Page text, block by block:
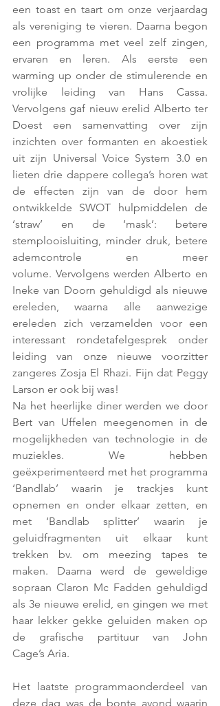
een toast en taart om onze verjaardag
als vereniging te vieren. Daarna begon
een programma met veel zelf zingen,
ervaren en leren. Als eerste een
warming up onder de stimulerende en
vrolijke leiding van Hans Cassa.
Vervolgens gaf nieuw erelid Alberto ter
Doest een samenvatting over zijn
inzichten over formanten en akoestiek
uit zijn Universal Voice System 3.0 en
lieten drie dappere collega’s horen wat
de effecten zijn van de door hem
ontwikkelde SWOT hulpmiddelen de
‘straw’ en de ‘mask’: betere
stemplooisluiting, minder druk, betere
ademcontrole en meer
volume. Vervolgens werden Alberto en
Ineke van Doorn gehuldigd als nieuwe
ereleden, waarna alle aanwezige
ereleden zich verzamelden voor een
interessant rondetafelgesprek onder
leiding van onze nieuwe voorzitter
zangeres Zosja El Rhazi. Fijn dat Peggy
Larson er ook bij was!
Na het heerlijke diner werden we door
Bert van Uffelen meegenomen in de
mogelijkheden van technologie in de
muziekles. We hebben
geëxperimenteerd met het programma
‘Bandlab’ waarin je trackjes kunt
opnemen en onder elkaar zetten, en
met ‘Bandlab splitter’ waarin je
geluidfragmenten uit elkaar kunt
trekken bv. om meezing tapes te
maken. Daarna werd de geweldige
sopraan Claron Mc Fadden gehuldigd
als 3e nieuwe erelid, en gingen we met
haar lekker gekke geluiden maken op
de grafische partituur van John
Cage’s Aria.
Het laatste programmaonderdeel van
deze dag was de bonte avond waarin